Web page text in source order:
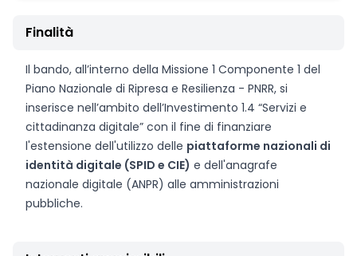
Finalità
Il bando, all’interno della Missione 1 Componente 1 del
Piano Nazionale di Ripresa e Resilienza - PNRR, si
inserisce nell’ambito dell’Investimento 1.4 “Servizi e
cittadinanza digitale” con il fine di finanziare
l'estensione dell'utilizzo delle piattaforme nazionali di
identità digitale (SPID e CIE) e dell'anagrafe
nazionale digitale (ANPR) alle amministrazioni
pubbliche.